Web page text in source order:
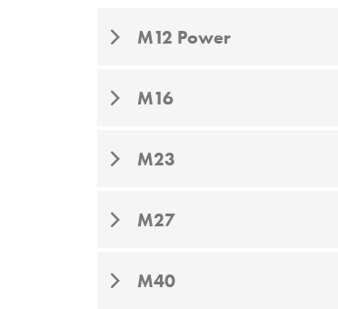
M12 Power
M16
M23
M27
M40